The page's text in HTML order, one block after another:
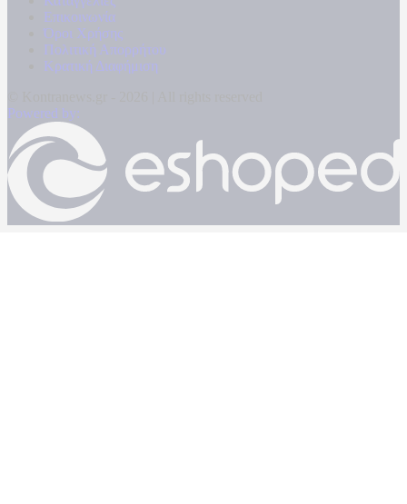
Επικοινωνία
Όροι Χρήσης
Πολιτική Απορρήτου
Κρατική Διαφήμιση
Powered by: